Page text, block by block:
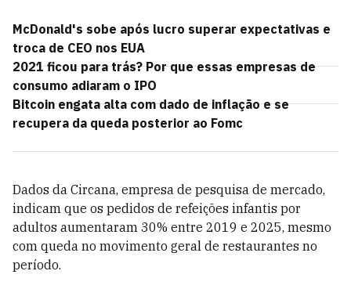
McDonald's sobe após lucro superar expectativas e
troca de CEO nos EUA
2021 ficou para trás? Por que essas empresas de
consumo adiaram o IPO
Bitcoin engata alta com dado de inflação e se
recupera da queda posterior ao Fomc
Dados da Circana, empresa de pesquisa de mercado,
indicam que os pedidos de refeições infantis por
adultos aumentaram 30% entre 2019 e 2025, mesmo
com queda no movimento geral de restaurantes no
período.